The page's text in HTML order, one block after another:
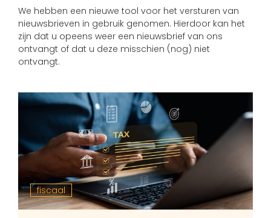
We hebben een nieuwe tool voor het versturen van
nieuwsbrieven in gebruik genomen. Hierdoor kan het
zijn dat u opeens weer een nieuwsbrief van ons
ontvangt of dat u deze misschien (nog) niet
ontvangt.
fiscaal